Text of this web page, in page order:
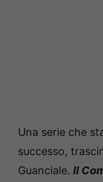
Una serie che
successo,
Guanciale. Il